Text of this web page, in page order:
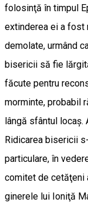
folosinţă în timpul
extinderea ei a fost
demolate, urmând
bisericii să fie
făcute pentru
morminte, probabil
lângă sfântul
Ridicarea bisericii
particulare, în
comitet de cetăţeni
ginerele lui Ioniţă